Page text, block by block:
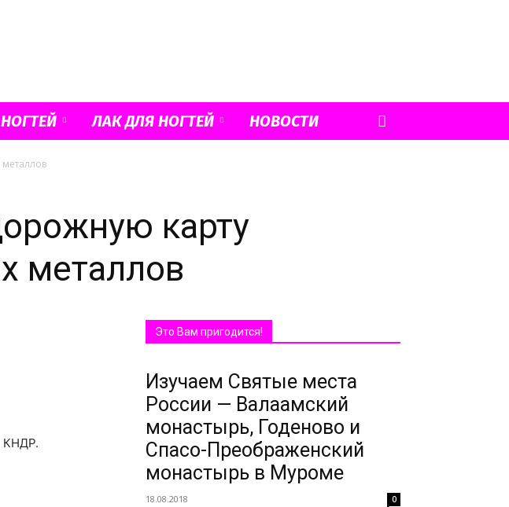
ЛАК ДЛЯ НОГТЕЙ НОВОСТИ
карту
металлов
КНДР.
Это Вам пригодится!
Изучаем Святые места
России — Валаамский
монастырь, Годеново и
Спасо-Преображенский
монастырь в Муроме
18.08.2018 0